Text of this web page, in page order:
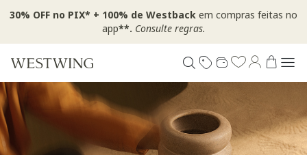
30% OFF no PIX* + 100% de Westback em compras feitas no
app**. Consulte regras.